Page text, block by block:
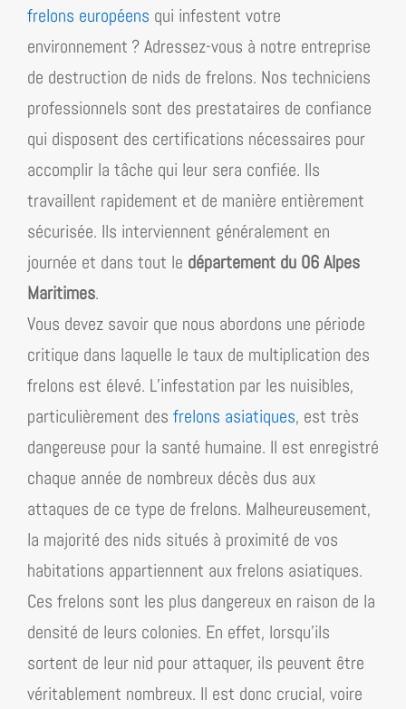
frelons européens qui infestent votre
environnement ? Adressez-vous à notre entreprise
de destruction de nids de frelons. Nos techniciens
professionnels sont des prestataires de confiance
qui disposent des certifications nécessaires pour
accomplir la tâche qui leur sera confiée. Ils
travaillent rapidement et de manière entièrement
sécurisée. Ils interviennent généralement en
journée et dans tout le département du 06 Alpes
Maritimes.
Vous devez savoir que nous abordons une période
critique dans laquelle le taux de multiplication des
frelons est élevé. L’infestation par les nuisibles,
particulièrement des frelons asiatiques, est très
dangereuse pour la santé humaine. Il est enregistré
chaque année de nombreux décès dus aux
attaques de ce type de frelons. Malheureusement,
la majorité des nids situés à proximité de vos
habitations appartiennent aux frelons asiatiques.
Ces frelons sont les plus dangereux en raison de la
densité de leurs colonies. En effet, lorsqu’ils
sortent de leur nid pour attaquer, ils peuvent être
véritablement nombreux. Il est donc crucial, voire